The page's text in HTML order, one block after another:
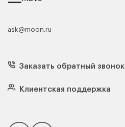
Каталог мебели
Кресла
Матрасы
Подушки
Чехлы и наматрасники
Покупателям
ask@moon.ru
Заказать обратный звонок
Клиентская поддержка